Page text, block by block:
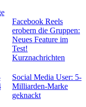
Facebook Reels
erobern die Gruppen:
Neues Feature im
Test!
Kurznachrichten
Social Media User: 5-
Milliarden-Marke
geknackt